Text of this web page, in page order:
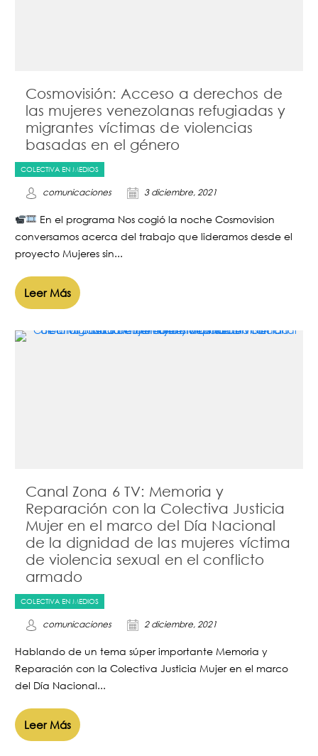
Cosmovisión: Acceso a derechos de
las mujeres venezolanas refugiadas y
migrantes víctimas de violencias
basadas en el género
COLECTIVA EN MEDIOS
comunicaciones 3 diciembre, 2021
En el programa Nos cogió la noche Cosmovision
conversamos acerca del trabajo que lideramos desde el
proyecto Mujeres sin...
Leer Más
Canal Zona 6 TV: Memoria y
Reparación con la Colectiva Justicia
Mujer en el marco del Día Nacional
de la dignidad de las mujeres víctima
de violencia sexual en el conflicto
armado
COLECTIVA EN MEDIOS
comunicaciones 2 diciembre, 2021
Hablando de un tema súper importante Memoria y
Reparación con la Colectiva Justicia Mujer en el marco
del Día Nacional...
Leer Más